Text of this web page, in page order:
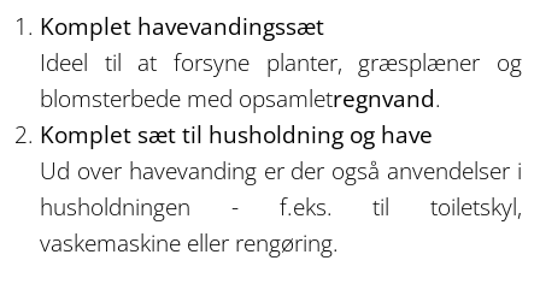
Komplet havevandingssæt
Ideel til at forsyne planter, græsplæner og
blomsterbede med opsamletregnvand.
Komplet sæt til husholdning og have
Ud over havevanding er der også anvendelser i
husholdningen - f.eks. til toiletskyl,
vaskemaskine eller rengøring.